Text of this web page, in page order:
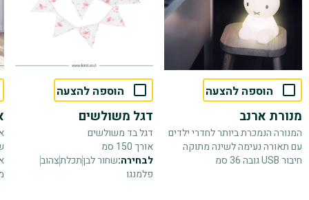
הוספה להצעה
דגל משולשים
דגל בד משולשים
אורך 150 סמ
לבחירה:שחור לבןתכלתצהוב
פלמנגו
הוספה להצעה
מנורת ארנב
המנורה הנמכרת ביותר לחדרי ילדים
עם תאורה נעימה לשינה מתוקה
חיבור USB גובה 36 סמ